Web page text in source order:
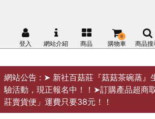
網站公告 : ➤ 新社百菇莊『菇菇茶碗蒸』
驗活動，現正報名中！！➤訂購產品超商
莊賣貨便」運費只要38元！！
登入 網站介紹 商品 購物車
0
商品搜